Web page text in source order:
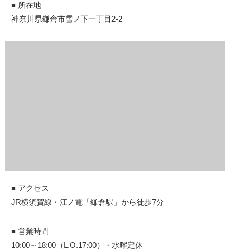
■ 所在地
神奈川県鎌倉市雪ノ下一丁目2-2
■ アクセス
JR横須賀線・江ノ電「鎌倉駅」から徒歩7分
■ 営業時間
10:00～18:00（L.O.17:00）・水曜定休